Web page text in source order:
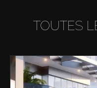
TOUTES